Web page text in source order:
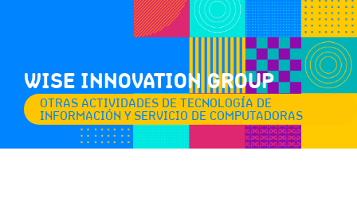
WISE INNOVATION GROUP
OTRAS ACTIVIDADES DE TECNOLOGÍA DE
INFORMACIÓN Y SERVICIO DE COMPUTADORAS